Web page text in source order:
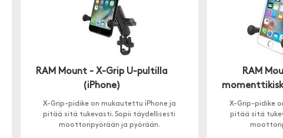
RAM Mount - X-Grip U-pultilla
(iPhone)
X-Grip-pidike on mukautettu iPhone ja
pitää sitä tukevasti. Sopii täydellisesti
moottoripyörään ja pyörään.
RAM
X-Grip-pidike
pitää sitä